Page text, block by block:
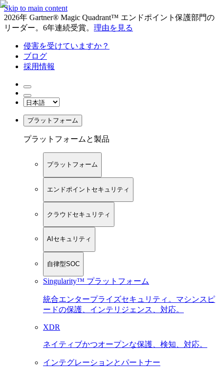
Skip to main content
2026年 Gartner® Magic Quadrant™ エンドポイント保護部門の
リーダー。6年連続受賞。 理由を見る
侵害を受けていますか？
ブログ
採用情報
プラットフォーム
プラットフォームと製品
プラットフォーム
エンドポイントセキュリティ
クラウドセキュリティ
AIセキュリティ
自律型SOC
Singularity™ プラットフォーム
統合エンタープライズセキュリティ。マシンスピ
ードの保護、インテリジェンス、対応。
XDR
ネイティブかつオープンな保護、検知、対応。
インテグレーションとパートナー